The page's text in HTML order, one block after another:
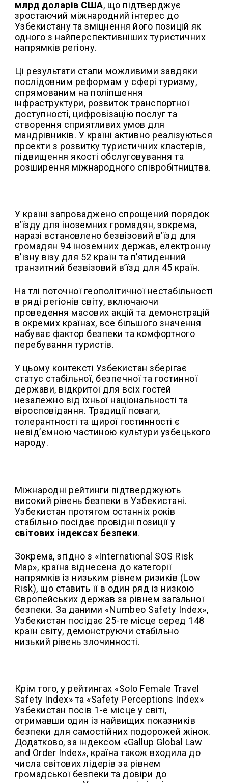
млрд доларів США, що підтверджує
зростаючий міжнародний інтерес до
Узбекистану та зміцнення його позицій як
одного з найперспективніших туристичних
напрямків регіону.
Ці результати стали можливими завдяки
послідовним реформам у сфері туризму,
спрямованим на поліпшення
інфраструктури, розвиток транспортної
доступності, цифровізацію послуг та
створення сприятливих умов для
мандрівників. У країні активно реалізуються
проекти з розвитку туристичних кластерів,
підвищення якості обслуговування та
розширення міжнародного співробітництва.
У країні запроваджено спрощений порядок
в’їзду для іноземних громадян, зокрема,
наразі встановлено безвізовий в’їзд для
громадян 94 іноземних держав, електронну
в’їзну візу для 52 країн та п’ятиденний
транзитний безвізовий в’їзд для 45 країн.
На тлі поточної геополітичної нестабільності
в ряді регіонів світу, включаючи
проведення масових акцій та демонстрацій
в окремих країнах, все більшого значення
набуває фактор безпеки та комфортного
перебування туристів.
У цьому контексті Узбекистан зберігає
статус стабільної, безпечної та гостинної
держави, відкритої для всіх гостей
незалежно від їхньої національності та
віросповідання. Традиції поваги,
толерантності та щирої гостинності є
невід’ємною частиною культури узбецького
народу.
Міжнародні рейтинги підтверджують
високий рівень безпеки в Узбекистані.
Узбекистан протягом останніх років
стабільно посідає провідні позиції у
світових індексах безпеки.
Зокрема, згідно з «International SOS Risk
Map», країна віднесена до категорії
напрямків із низьким рівнем ризиків (Low
Risk), що ставить її в один ряд із низкою
Європейських держав за рівнем загальної
безпеки. За даними «Numbeo Safety Index»,
Узбекистан посідає 25-те місце серед 148
країн світу, демонструючи стабільно
низький рівень злочинності.
Крім того, у рейтингах «Solo Female Travel
Safety Index» та «Safety Perceptions Index»
Узбекистан посів 1-е місце у світі,
отримавши один із найвищих показників
безпеки для самостійних подорожей жінок.
Додатково, за індексом «Gallup Global Law
and Order Index», країна також входила до
числа світових лідерів за рівнем
громадської безпеки та довіри до